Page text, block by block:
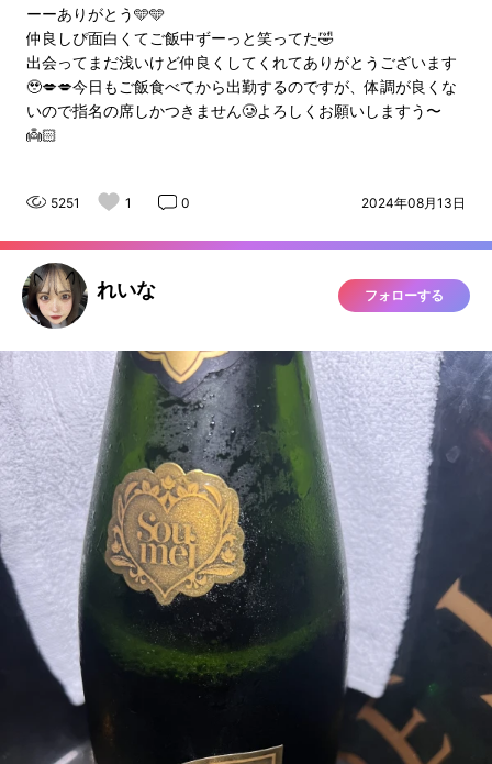
ーーありがとう🩵🩵
仲良しぴ面白くてご飯中ずーっと笑ってた🤣
出会ってまだ浅いけど仲良くしてくれてありがとうございます
🥹💋💋今日もご飯食べてから出勤するのですが、体調が良くな
いので指名の席しかつきません🥲よろしくお願いしますう〜
👼🏻
5251 1 0 2024年08月13日
れいな フォローする